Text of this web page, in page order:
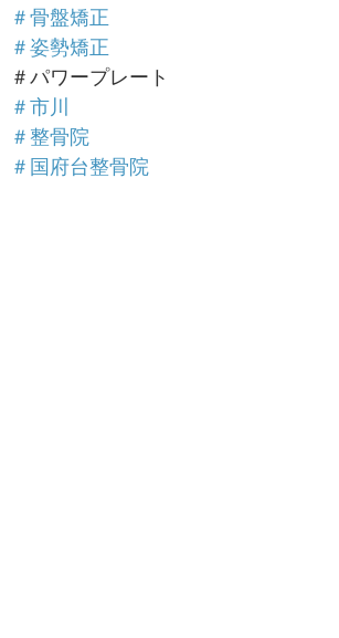
＃骨盤矯正
＃姿勢矯正
＃パワープレート
＃市川
＃整骨院
＃国府台整骨院